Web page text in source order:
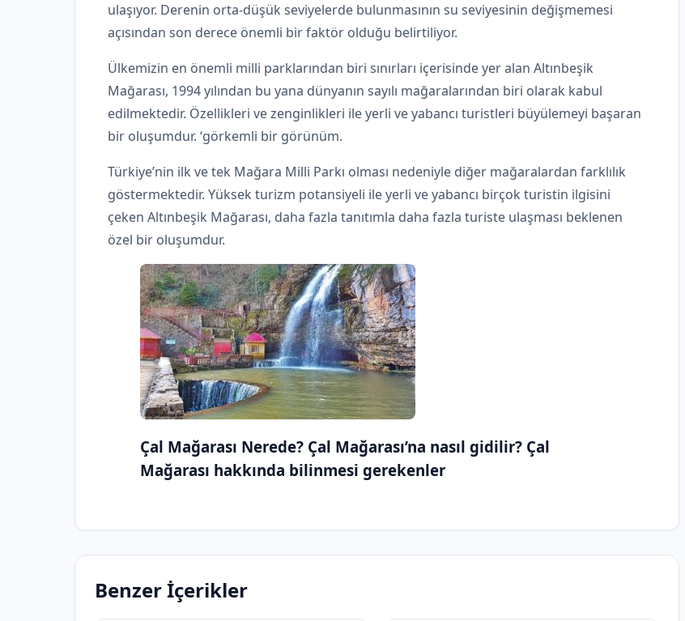
ulaşıyor. Derenin orta-düşük seviyelerde bulunmasının su seviyesinin değişmemesi
açısından son derece önemli bir faktör olduğu belirtiliyor.
Ülkemizin en önemli milli parklarından biri sınırları içerisinde yer alan Altınbeşik
Mağarası, 1994 yılından bu yana dünyanın sayılı mağaralarından biri olarak kabul
edilmektedir. Özellikleri ve zenginlikleri ile yerli ve yabancı turistleri büyülemeyi başaran
bir oluşumdur. ‘görkemli bir görünüm.
Türkiye’nin ilk ve tek Mağara Milli Parkı olması nedeniyle diğer mağaralardan farklılık
göstermektedir. Yüksek turizm potansiyeli ile yerli ve yabancı birçok turistin ilgisini
çeken Altınbeşik Mağarası, daha fazla tanıtımla daha fazla turiste ulaşması beklenen
özel bir oluşumdur.
Çal Mağarası Nerede? Çal Mağarası’na nasıl gidilir? Çal
Mağarası hakkında bilinmesi gerekenler
Benzer İçerikler